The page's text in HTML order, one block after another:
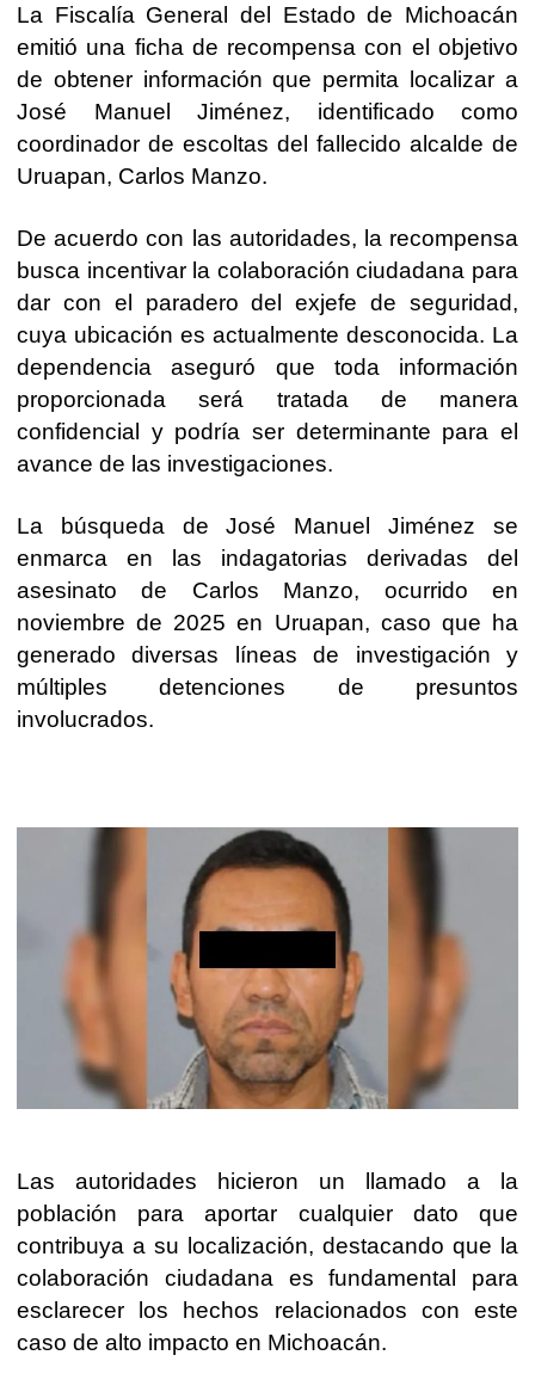
La Fiscalía General del Estado de Michoacán
emitió una ficha de recompensa con el objetivo
de obtener información que permita localizar a
José Manuel Jiménez, identificado como
coordinador de escoltas del fallecido alcalde de
Uruapan, Carlos Manzo.
De acuerdo con las autoridades, la recompensa
busca incentivar la colaboración ciudadana para
dar con el paradero del exjefe de seguridad,
cuya ubicación es actualmente desconocida. La
dependencia aseguró que toda información
proporcionada será tratada de manera
confidencial y podría ser determinante para el
avance de las investigaciones.
La búsqueda de José Manuel Jiménez se
enmarca en las indagatorias derivadas del
asesinato de Carlos Manzo, ocurrido en
noviembre de 2025 en Uruapan, caso que ha
generado diversas líneas de investigación y
múltiples detenciones de presuntos
involucrados.
Las autoridades hicieron un llamado a la
población para aportar cualquier dato que
contribuya a su localización, destacando que la
colaboración ciudadana es fundamental para
esclarecer los hechos relacionados con este
caso de alto impacto en Michoacán.